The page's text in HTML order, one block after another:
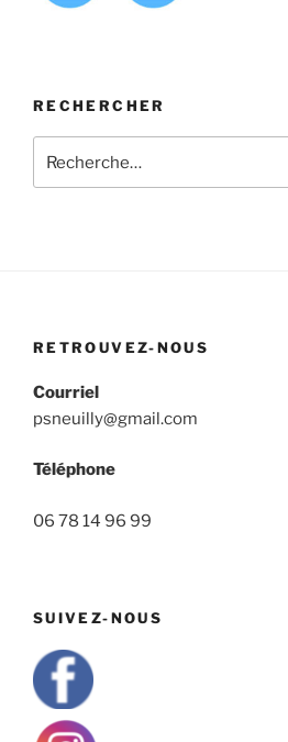
RECHERCHER
pour
RETROUVEZ-NOUS
Courriel
psneuilly@gmail.com
Téléphone
06 78 14 96 99
SUIVEZ-NOUS